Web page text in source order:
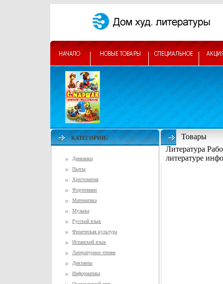
КАТЕГОРИИ:
Дневники
Пьесы
Хрестоматия
Фортепиано
Математика
Музыка
Русский язык
Физическая культура
Испанский язык
Литературное чтение
Диктанты
Информатика
Товары
Литература
литературе